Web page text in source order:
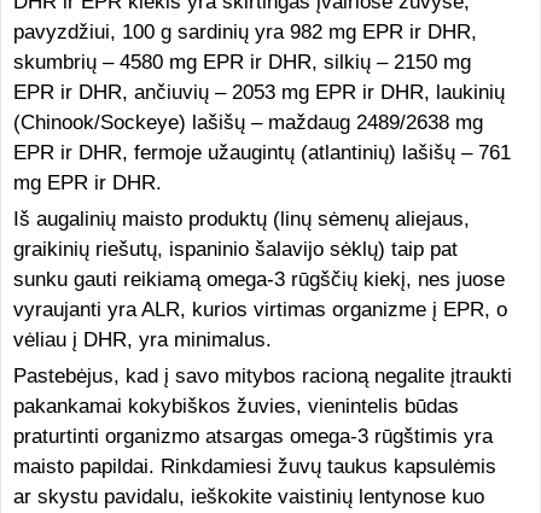
pavyzdžiui, 100 g sardinių yra 982 mg EPR ir DHR,
skumbrių – 4580 mg EPR ir DHR, silkių – 2150 mg
EPR ir DHR, ančiuvių – 2053 mg EPR ir DHR, laukinių
(Chinook/Sockeye) lašišų – maždaug 2489/2638 mg
EPR ir DHR, fermoje užaugintų (atlantinių) lašišų – 761
mg EPR ir DHR.
Iš augalinių maisto produktų (linų sėmenų aliejaus,
graikinių riešutų, ispaninio šalavijo sėklų) taip pat
sunku gauti reikiamą omega-3 rūgščių kiekį, nes juose
vyraujanti yra ALR, kurios virtimas organizme į EPR, o
vėliau į DHR, yra minimalus.
Pastebėjus, kad į savo mitybos racioną negalite įtraukti
pakankamai kokybiškos žuvies, vienintelis būdas
praturtinti organizmo atsargas omega-3 rūgštimis yra
maisto papildai. Rinkdamiesi žuvų taukus kapsulėmis
ar skystu pavidalu, ieškokite vaistinių lentynose kuo